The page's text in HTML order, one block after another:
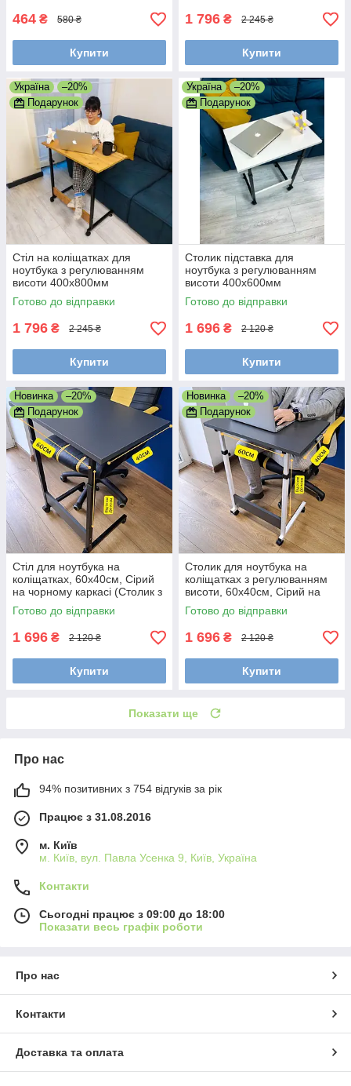
464 ₴ 580 ₴
Купити
1 796 ₴ 2 245 ₴
Купити
Україна
–20%
Подарунок
Стіл на коліщатках для
ноутбука з регулюванням
висоти 400х800мм
Готово до відправки
1 796 ₴ 2 245 ₴
Купити
Україна
–20%
Подарунок
Столик підставка для
ноутбука з регулюванням
висоти 400х600мм
Готово до відправки
1 696 ₴ 2 120 ₴
Купити
Новинка
–20%
Подарунок
Стіл для ноутбука на
коліщатках, 60х40см, Сірий
на чорному каркасі (Столик з
регулюванням висоти)
Готово до відправки
1 696 ₴ 2 120 ₴
Купити
Новинка
–20%
Подарунок
Столик для ноутбука на
коліщатках з регулюванням
висоти, 60х40см, Сірий на
білому каркасі
Готово до відправки
1 696 ₴ 2 120 ₴
Купити
Показати ще
Про нас
94% позитивних з 754 відгуків за рік
Працює з 31.08.2016
м. Київ
м. Київ, вул. Павла Усенка 9, Київ, Україна
Контакти
Сьогодні працює з 09:00 до 18:00
Показати весь графік роботи
Про нас
Контакти
Доставка та оплата